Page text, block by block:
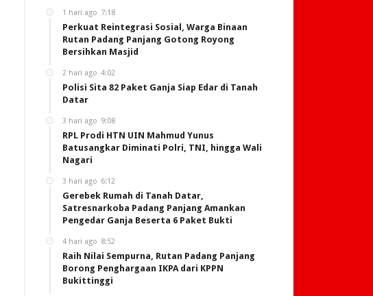
1 hari ago 7:18
Perkuat Reintegrasi Sosial, Warga Binaan
Rutan Padang Panjang Gotong Royong
Bersihkan Masjid
2 hari ago 4:02
Polisi Sita 82 Paket Ganja Siap Edar di Tanah
Datar
3 hari ago 9:08
RPL Prodi HTN UIN Mahmud Yunus
Batusangkar Diminati Polri, TNI, hingga Wali
Nagari
3 hari ago 6:12
Gerebek Rumah di Tanah Datar,
Satresnarkoba Padang Panjang Amankan
Pengedar Ganja Beserta 6 Paket Bukti
4 hari ago 8:52
Raih Nilai Sempurna, Rutan Padang Panjang
Borong Penghargaan IKPA dari KPPN
Bukittinggi